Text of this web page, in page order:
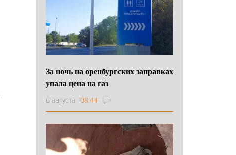
За ночь на оренбургских заправках
упала цена на газ
6 августа 08:44